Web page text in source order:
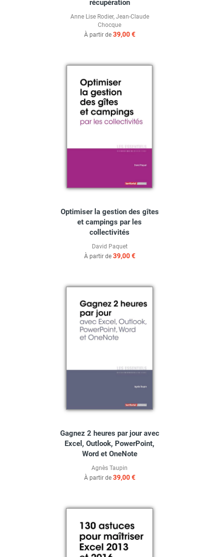
récupération
Anne Lise Rodier, Jean-Claude
Chocque
À partir de 39,00 €
Optimiser la gestion des gîtes
et campings par les
collectivités
David Paquet
À partir de 39,00 €
Gagnez 2 heures par jour avec
Excel, Outlook, PowerPoint,
Word et OneNote
Agnès Taupin
À partir de 39,00 €